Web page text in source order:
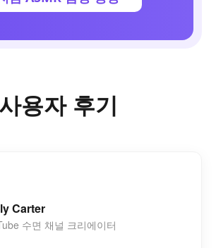
사용자 후기
Carter
수면 채널 크리에이터